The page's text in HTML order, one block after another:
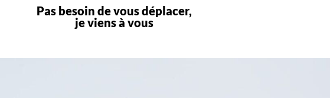
Pas besoin de vous déplacer,
je viens à vous